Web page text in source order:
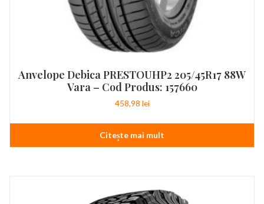
Anvelope Debica PRESTOUHP2 205/45R17 88W
Vara – Cod Produs: 157660
458,98 lei
Citește mai mult